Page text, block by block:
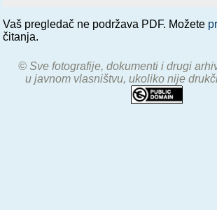
Vaš pregledač ne podržava PDF. Možete
čitanja.
© Sve fotografije, dokumenti i drugi
u javnom vlasništvu, ukoliko nije